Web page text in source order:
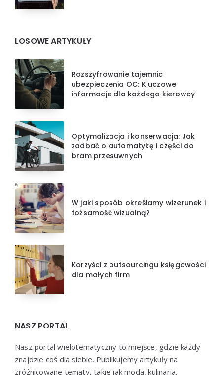
LOSOWE ARTYKUŁY
Rozszyfrowanie tajemnic
ubezpieczenia OC: Kluczowe
informacje dla każdego kierowcy
Optymalizacja i konserwacja: Jak
zadbać o automatykę i części do
bram przesuwnych
W jaki sposób określamy wizerunek i
tożsamość wizualną?
Korzyści z outsourcingu księgowości
dla małych firm
NASZ PORTAL
Nasz portal wielotematyczny to miejsce, gdzie każdy
znajdzie coś dla siebie. Publikujemy artykuły na
zróżnicowane tematy, takie jak moda, kulinaria,